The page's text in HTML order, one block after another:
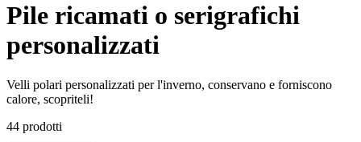
Pile ricamati o serigrafichi
personalizzati
Velli polari personalizzati per l'inverno, conservano e forniscono
calore, scopriteli!
44 prodotti